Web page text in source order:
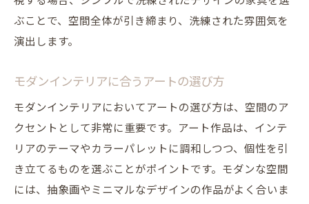
ぶことで、空間全体が引き締まり、洗練された雰囲気を
演出します。
モダンインテリアに合うアートの選び方
モダンインテリアにおいてアートの選び方は、空間のア
クセントとして非常に重要です。アート作品は、インテ
リアのテーマやカラーパレットに調和しつつ、個性を引
き立てるものを選ぶことがポイントです。モダンな空間
には、抽象画やミニマルなデザインの作品がよく合いま